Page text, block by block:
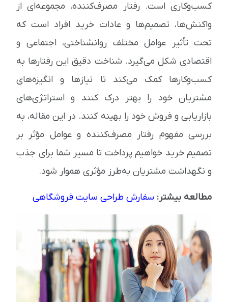
کسب‌وکاری است. رفتار مصرف‌کننده، مجموعه‌ای از
واکنش‌ها، تصمیم‌ها و عادات خرید افراد است که
تحت تأثیر عوامل مختلف روانشناختی، اجتماعی و
اقتصادی شکل می‌گیرد. شناخت دقیق این رفتارها به
کسب‌وکارها کمک می‌کند تا نیازها و انگیزه‌های
مشتریان خود را بهتر درک کنند و استراتژی‌های
بازاریابی و فروش خود را بهینه کنند. در این مقاله، به
بررسی مفهوم رفتار مصرف‌کننده و عوامل مؤثر بر
تصمیم خرید خواهیم پرداخت تا مسیر شما برای جذب
و نگهداشت مشتریان به‌طرز مؤثری هموار شود.
مطالعه بیشتر: سفارش طراحی سایت فروشگاهی